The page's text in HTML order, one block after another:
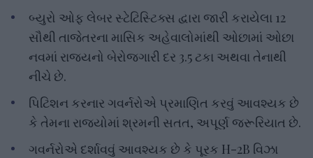
બ્યુરો ઓફ લેબર સ્ટેટિસ્ટિક્સ દ્વારા જારી કરાયેલા 12
સૌથી તાજેતરના માસિક અહેવાલોમાંથી ઓછામાં ઓછા
નવમાં રાજ્યનો બેરોજગારી દર 3.5 ટકા અથવા તેનાથી
નીચે છે.
પિટિશન કરનાર ગવર્નરોએ પ્રમાણિત કરવું આવશ્યક છે
કે તેમના રાજ્યોમાં શ્રમની સતત, અપૂર્ણ જરૂરિયાત છે.
ગવર્નરોએ દર્શાવવું આવશ્યક છે કે પૂરક H-2B વિઝા